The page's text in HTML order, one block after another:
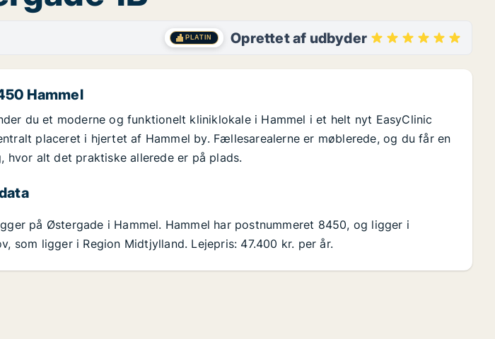
PLATIN Oprettet af udbyder
Hammel
du et moderne og funktionelt kliniklokale i Hammel i et helt nyt EasyClinic
placeret i hjertet af Hammel by. Fællesarealerne er møblerede, og du får en
hvor alt det praktiske allerede er på plads.
på Østergade i Hammel. Hammel har postnummeret 8450, og ligger i
som ligger i Region Midtjylland. Lejepris: 47.400 kr. per år.